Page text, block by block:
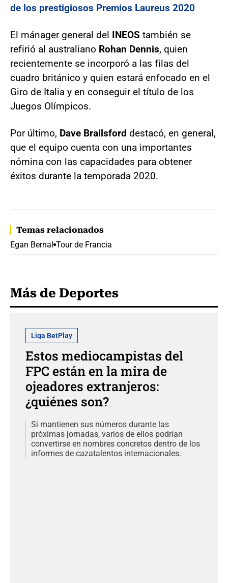
de los prestigiosos Premios Laureus 2020
El mánager general del INEOS también se
refirió al australiano Rohan Dennis, quien
recientemente se incorporó a las filas del
cuadro británico y quien estará enfocado en el
Giro de Italia y en conseguir el título de los
Juegos Olímpicos.
Por último, Dave Brailsford destacó, en general,
que el equipo cuenta con una importantes
nómina con las capacidades para obtener
éxitos durante la temporada 2020.
Temas relacionados
Egan Bernal Tour de Francia
Más de Deportes
Liga BetPlay
Estos mediocampistas del
FPC están en la mira de
ojeadores extranjeros:
¿quiénes son?
Si mantienen sus números durante las
próximas jornadas, varios de ellos podrían
convertirse en nombres concretos dentro de los
informes de cazatalentos internacionales.